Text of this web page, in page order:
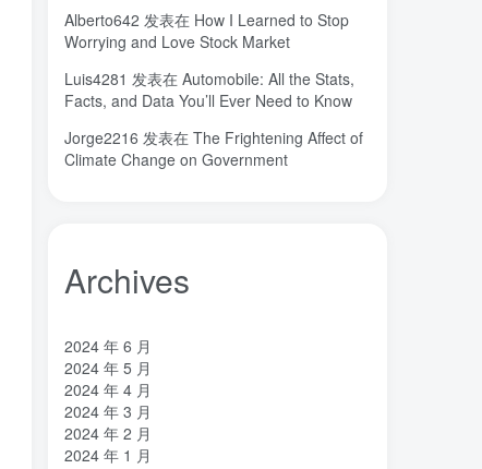
汽车电子开发和测试(1) 梦想家(1)
杜瓦(2) 曲速引擎 (1) 星空物语(1)
星河皓月 (1) 拉曼(1) 尚德机构(0)
宝塔(2) 学术会议(0) 大国崛起(1)
城市(2) 固态电解质(18) 固定翼(1)
命运(2) 吸引力法则(1) 君临(1)
关键帧 (6) 全屏滚动
亿万富翁(2)
下载 (1) VAT
stable diffusion
GPT-4(1)
Alberto642 发表在 How I Learned to Stop
Worrying and Love Stock Market
Luis4281 发表在 Automobile: All the Stats,
Facts, and Data You’ll Ever Need to Know
Jorge2216 发表在 The Frightening Affect of
Climate Change on Government
Archives
2024 年 6 月
2024 年 5 月
2024 年 4 月
2024 年 3 月
2024 年 2 月
2024 年 1 月